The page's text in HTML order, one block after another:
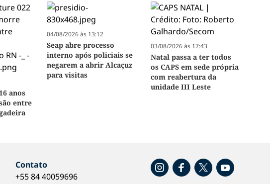
anos
entre
04/08/2026 às 13:12
Seap abre processo
interno após policiais se
negarem a abrir Alcaçuz
para visitas
03/08/2026 às 17:43
Natal passa a ter todos
os CAPS em sede própria
com reabertura da
unidade III Leste
Contato
+55 84 40059696